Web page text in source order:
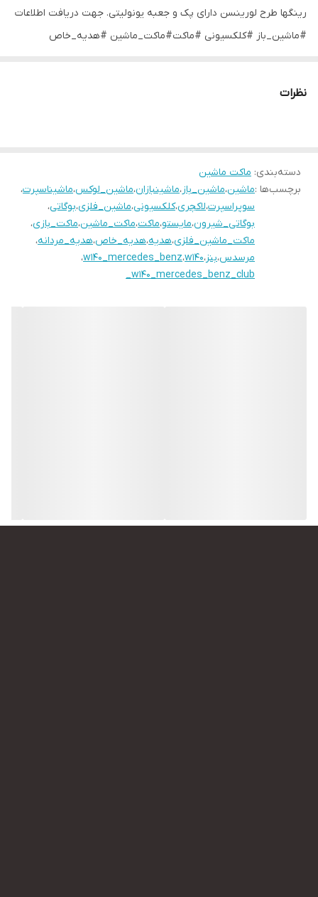
رینگها طرح لورینسن دارای پک و جعبه یونولیتی. جهت دریافت اطلاعات
#ماشین_باز #کلکسیونی #ماکت#ماکت_ماشین #هدیه_خاص
نظرات
دسته‌بندی: ماکت ماشین
برچسب‌ها :ماشین،ماشین_باز،ماشینبازان،ماشین_لوکس،ماشیناسپرت،
سوپراسپرت،لاکچری،کلکسیونی،ماشین_فلزی،بوگاتی،
بوگاتی_شیرون،مایستو،ماکت،ماکت_ماشین،ماکت_بازی،
ماکت_ماشین_فلزی،هدیه،هدیه_خاص،هدیه_مردانه،
مرسدس،بنز،w140،w140_mercedes_benz،
w140_mercedes_benz_club_